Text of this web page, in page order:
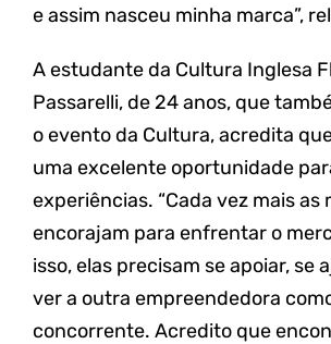
e assim nasceu minha marca”,
A estudante da Cultura Inglesa
Passarelli, de 24 anos, que
o evento da Cultura, acredita
uma excelente oportunidade
experiências. “Cada vez mais as
encorajam para enfrentar o
isso, elas precisam se apoiar, se
ver a outra empreendedora
concorrente. Acredito que